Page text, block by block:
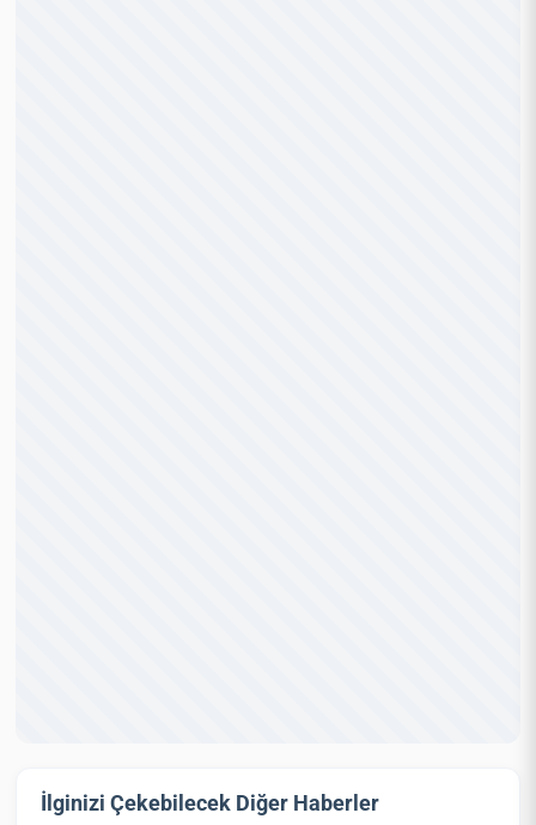
İlginizi Çekebilecek Diğer Haberler